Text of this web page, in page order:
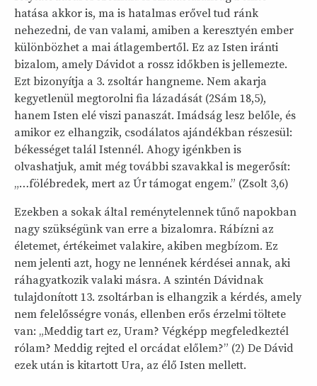
hatása akkor is, ma is hatalmas erővel tud ránk
nehezedni, de van valami, amiben a keresztyén ember
különbözhet a mai átlagembertől. Ez az Isten iránti
bizalom, amely Dávidot a rossz időkben is jellemezte.
Ezt bizonyítja a 3. zsoltár hangneme. Nem akarja
kegyetlenül megtorolni fia lázadását (2Sám 18,5),
hanem Isten elé viszi panaszát. Imádság lesz belőle, és
amikor ez elhangzik, csodálatos ajándékban részesül:
békességet talál Istennél. Ahogy igénkben is
olvashatjuk, amit még további szavakkal is megerősít:
„…fölébredek, mert az Úr támogat engem.” (Zsolt 3,6)
Ezekben a sokak által reménytelennek tűnő napokban
nagy szükségünk van erre a bizalomra. Rábízni az
életemet, értékeimet valakire, akiben megbízom. Ez
nem jelenti azt, hogy ne lennének kérdései annak, aki
ráhagyatkozik valaki másra. A szintén Dávidnak
tulajdonított 13. zsoltárban is elhangzik a kérdés, amely
nem felelősségre vonás, ellenben erős érzelmi töltete
van: „Meddig tart ez, Uram? Végképp megfeledkeztél
rólam? Meddig rejted el orcádat előlem?” (2) De Dávid
ezek után is kitartott Ura, az élő Isten mellett.